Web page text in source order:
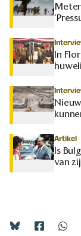
In
Artikel
Is
van